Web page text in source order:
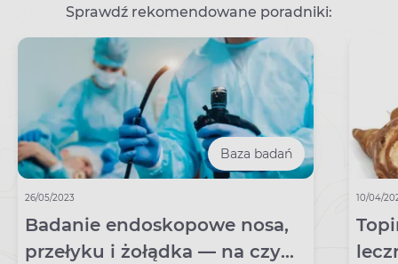
Sprawdź rekomendowane poradniki:
Baza badań
26/05/2023
Badanie endoskopowe nosa,
przełyku i żołądka — na czym
10/04/